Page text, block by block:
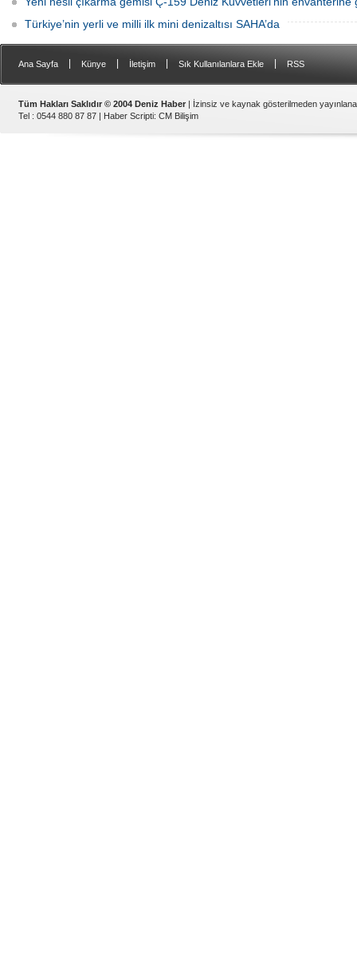
Türkiye’nin yerli ve milli ilk mini denizaltısı SAHA’da
Ana Sayfa Künye İletişim Sık Kullanılanlara Ekle RSS
Tüm Hakları Saklıdır © 2004 Deniz Haber | İzinsiz ve kaynak gösterilmeden
Tel : 0544 880 87 87 | Haber Scripti: CM Bilişim